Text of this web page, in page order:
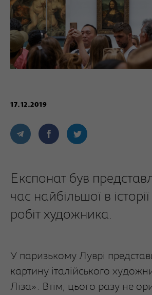
17.12.2019
Експонат був
час найбільшої в
робіт художника.
У паризькому Луврі
картину італійського
Ліза». Втім, цього разу не